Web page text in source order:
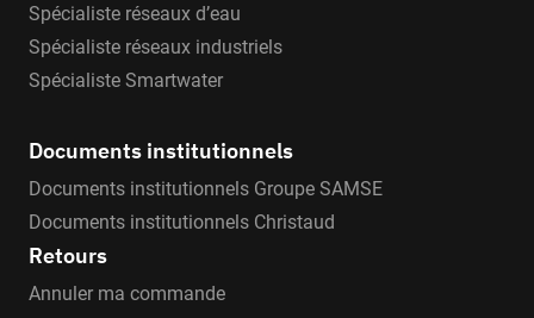
Spécialiste réseaux d’eau
Spécialiste réseaux industriels
Spécialiste Smartwater
Documents institutionnels
Documents institutionnels Groupe SAMSE
Documents institutionnels Christaud
Retours
Annuler ma commande